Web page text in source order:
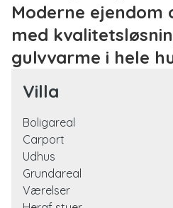
Moderne ejendom
med
gulvvarme i hele
2022, hvor æstetik, komfort
ikke er gået på kompromis,
med gulvvarme i hele huset,
temperatur året rundt.
Hjemmets naturlige
Villa
Boligareal
Carport
Udhus
Grundareal
Værelser